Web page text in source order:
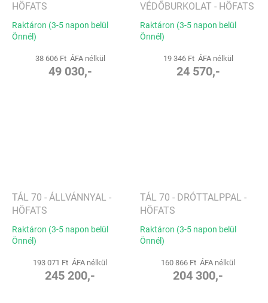
HÖFATS
Raktáron (3-5 napon belül
Önnél)
38 606 Ft ÁFA nélkül
49 030,-
VÉDŐBURKOLAT - HÖFATS
Raktáron (3-5 napon belül
Önnél)
19 346 Ft ÁFA nélkül
24 570,-
TÁL 70 - ÁLLVÁNNYAL -
HÖFATS
Raktáron (3-5 napon belül
Önnél)
193 071 Ft ÁFA nélkül
245 200,-
TÁL 70 - DRÓTTALPPAL -
HÖFATS
Raktáron (3-5 napon belül
Önnél)
160 866 Ft ÁFA nélkül
204 300,-